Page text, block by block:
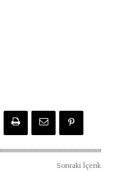
Sonraki İçerik